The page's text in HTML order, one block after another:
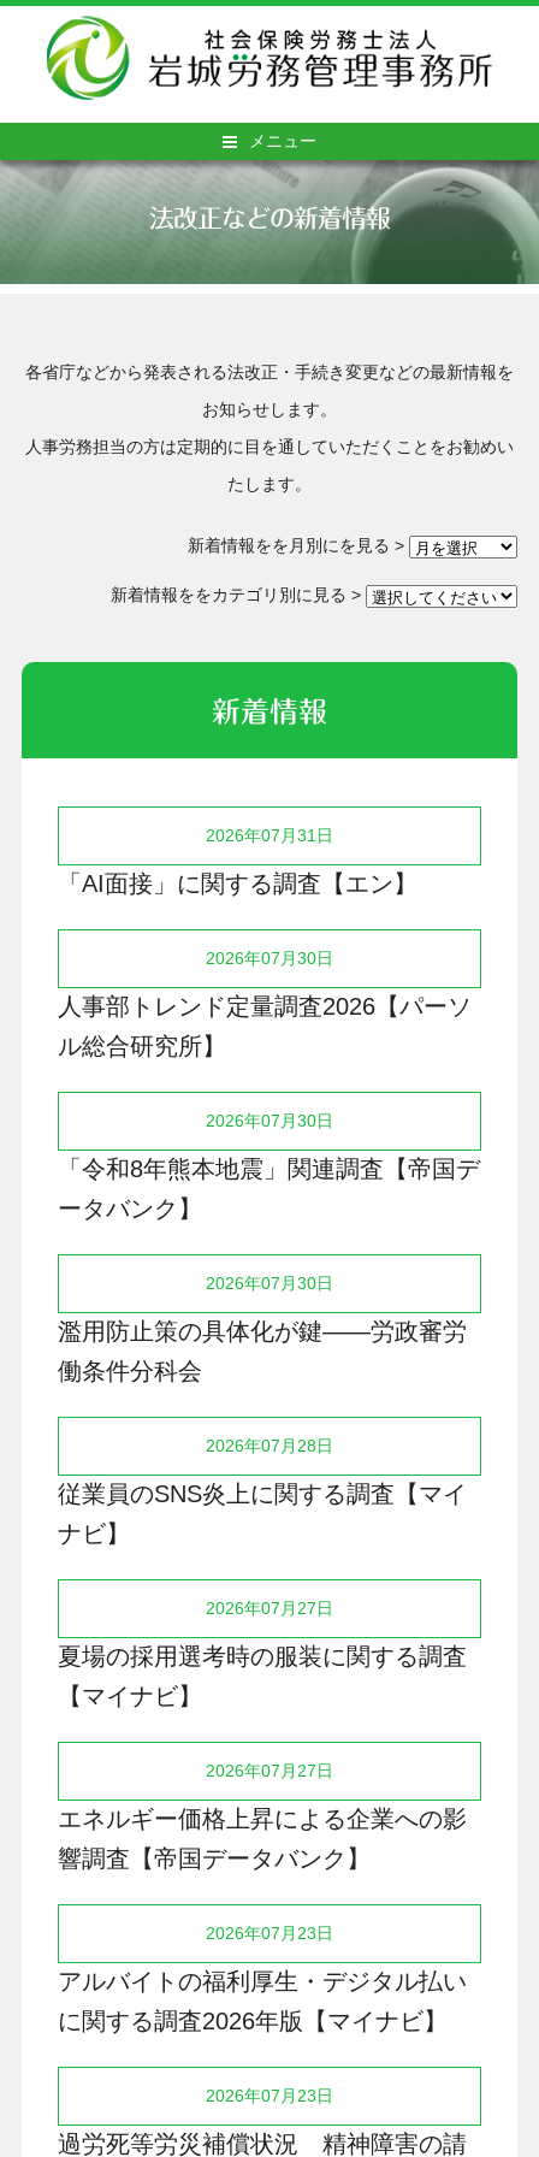
メニュー
法改正などの新着情報
各省庁などから発表される法改正・手続き変更などの最新情報を
お知らせします。
人事労務担当の方は定期的に目を通していただくことをお勧めい
たします。
新着情報をを月別にを見る >
新着情報ををカテゴリ別に見る >
新着情報
2026年07月31日
「AI面接」に関する調査【エン】
2026年07月30日
人事部トレンド定量調査2026【パーソ
ル総合研究所】
2026年07月30日
「令和8年熊本地震」関連調査【帝国デ
ータバンク】
2026年07月30日
濫用防止策の具体化が鍵――労政審労
働条件分科会
2026年07月28日
従業員のSNS炎上に関する調査【マイ
ナビ】
2026年07月27日
夏場の採用選考時の服装に関する調査
【マイナビ】
2026年07月27日
エネルギー価格上昇による企業への影
響調査【帝国データバンク】
2026年07月23日
アルバイトの福利厚生・デジタル払い
に関する調査2026年版【マイナビ】
2026年07月23日
過労死等労災補償状況 精神障害の請